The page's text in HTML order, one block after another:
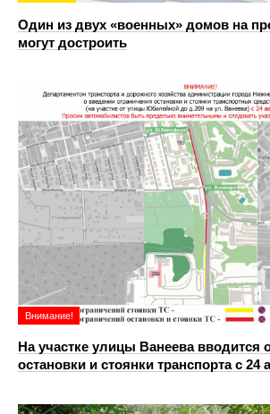
Один из двух «военных» домов на
могут достроить
Внимание!
На участке улицы Ванеева вводится
остановки и стоянки транспорта с 24